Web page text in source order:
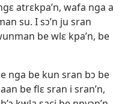
atrɛkpa’n, wafa nga a
su. I sɔ’n ju sran
be wlɛ kpa’n, be
nga be kun sran bɔ be
be flɛ sran i sran’n,